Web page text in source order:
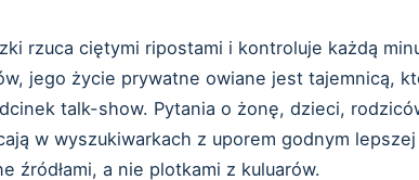
rzuca ciętymi ripostami i kontroluje każdą
jego życie prywatne owiane jest tajemnicą,
talk-show. Pytania o żonę, dzieci,
w wyszukiwarkach z uporem godnym
źródłami, a nie plotkami z kuluarów.